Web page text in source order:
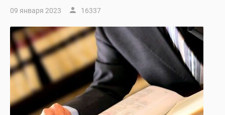
09 января 2023 16337